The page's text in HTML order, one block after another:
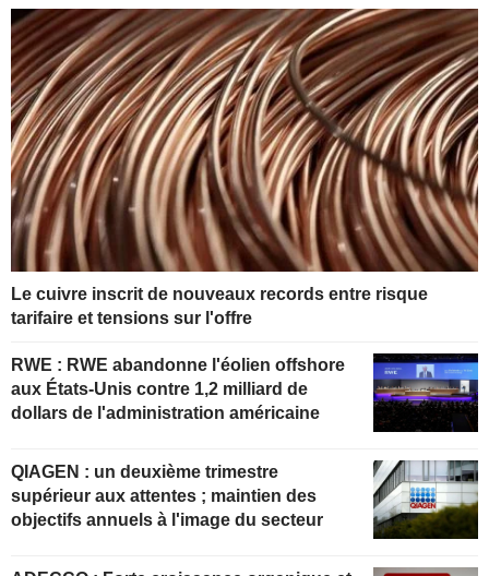
Le cuivre inscrit de nouveaux records entre risque
tarifaire et tensions sur l'offre
RWE : RWE abandonne l'éolien offshore
aux États-Unis contre 1,2 milliard de
dollars de l'administration américaine
QIAGEN : un deuxième trimestre
supérieur aux attentes ; maintien des
objectifs annuels à l'image du secteur